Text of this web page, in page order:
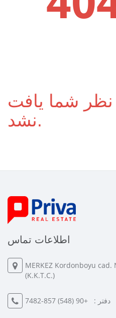
شما یافت
نشد.
اطلاعات تماس
MERKEZ Kordonboyu
(K.K.T.C.)
دفتر : +90 (548) 857-7482